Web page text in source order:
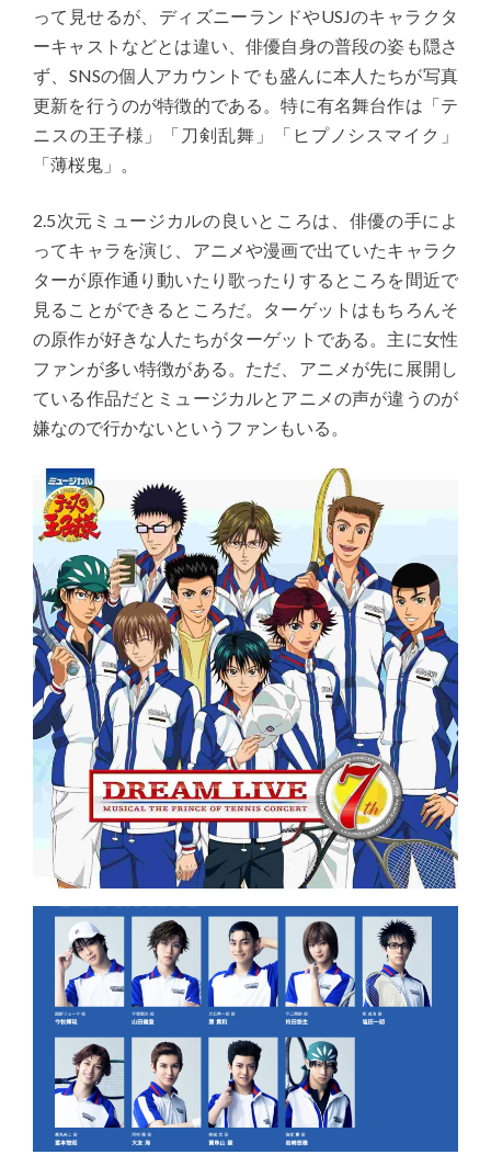
って見せるが、ディズニーランドやUSJのキャラクタ
ーキャストなどとは違い、俳優自身の普段の姿も隠さ
ず、SNSの個人アカウントでも盛んに本人たちが写真
更新を行うのが特徴的である。特に有名舞台作は「テ
ニスの王子様」「刀剣乱舞」「ヒプノシスマイク」
「薄桜鬼」。
2.5次元ミュージカルの良いところは、俳優の手によ
ってキャラを演じ、アニメや漫画で出ていたキャラク
ターが原作通り動いたり歌ったりするところを間近で
見ることができるところだ。ターゲットはもちろんそ
の原作が好きな人たちがターゲットである。主に女性
ファンが多い特徴がある。ただ、アニメが先に展開し
ている作品だとミュージカルとアニメの声が違うのが
嫌なので行かないというファンもいる。